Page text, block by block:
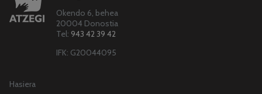
Okendo 6, behea
20004 Donostia
Tel: 943 42 39 42
IFK: G20044095
Hasiera